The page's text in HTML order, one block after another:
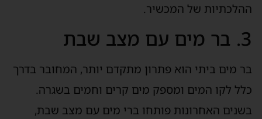
ההלכתיות של המכשיר.
3. בר מים עם מצב שבת
בר מים ביתי הוא פתרון מתקדם יותר, המחובר בדרך
כלל לקו המים ומספק מים קרים וחמים בשגרה.
בשנים האחרונות פותחו ברי מים עם מצב שבת,